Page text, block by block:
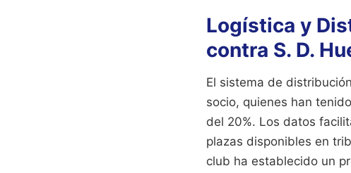
Logística y
contra S. D.
El sistema de
socio, quienes han
del 20%. Los datos
plazas disponibles en
club ha establecido un